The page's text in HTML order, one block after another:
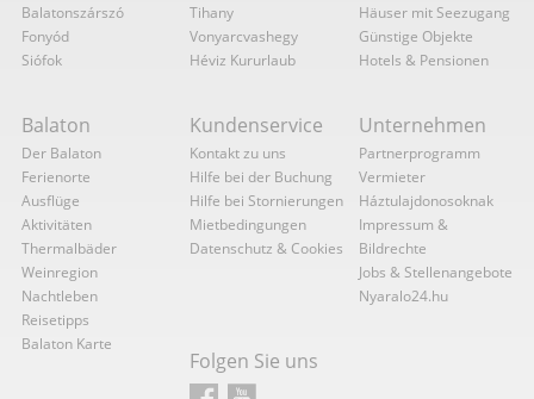
Balatonszárszó
Fonyód
Siófok
Tihany
Vonyarcvashegy
Héviz Kururlaub
Häuser mit Seezugang
Günstige Objekte
Hotels & Pensionen
Balaton
Der Balaton
Ferienorte
Ausflüge
Aktivitäten
Thermalbäder
Weinregion
Nachtleben
Reisetipps
Balaton Karte
Kundenservice
Kontakt zu uns
Hilfe bei der Buchung
Hilfe bei Stornierungen
Mietbedingungen
Datenschutz & Cookies
Unternehmen
Partnerprogramm
Vermieter
Háztulajdonosoknak
Impressum &
Bildrechte
Jobs & Stellenangebote
Nyaralo24.hu
Folgen Sie uns